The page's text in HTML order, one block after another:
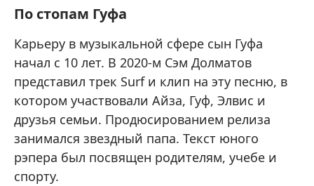
По стопам Гуфа
Карьеру в музыкальной сфере сын Гуфа
начал с 10 лет. В 2020-м Сэм Долматов
представил трек Surf и клип на эту песню, в
котором участвовали Айза, Гуф, Элвис и
друзья семьи. Продюсированием релиза
занимался звездный папа. Текст юного
рэпера был посвящен родителям, учебе и
спорту.